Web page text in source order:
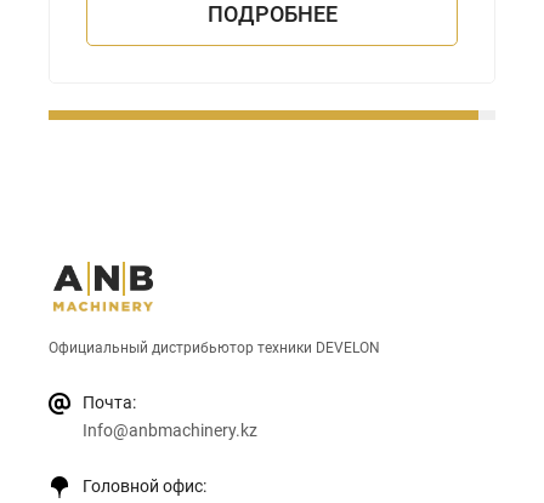
ПОДРОБНЕЕ
Официальный дистрибьютор техники DEVELON
Почта:
Info@anbmachinery.kz
Головной офис: